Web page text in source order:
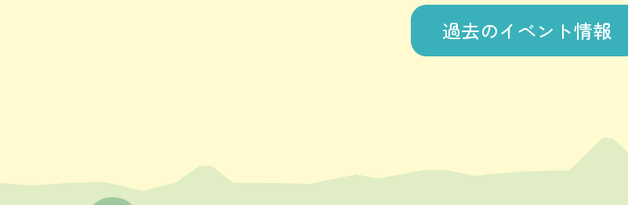
過去のイベント情報